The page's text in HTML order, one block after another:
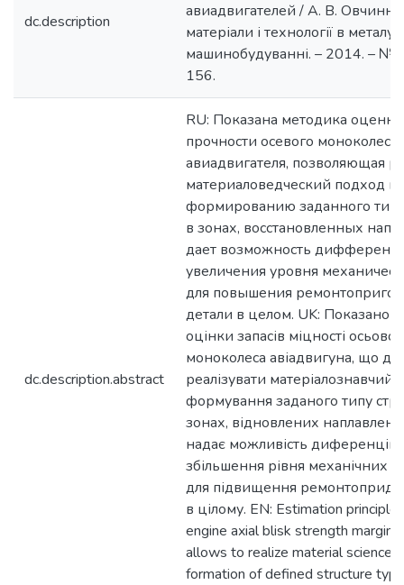
dc.description
авиадвигателей / А. В.
матеріали і технології в
машинобудуванні. – 2014. – №
156.
dc.description.abstract
RU: Показана методика оценки
прочности осевого моноколеса
авиадвигателя, позволяющая
материаловедческий подход к
формированию заданного
в зонах, восстановленных
дает возможность
увеличения уровня
для повышения
детали в целом. UK: Показано
оцінки запасів міцності
моноколеса авіадвигуна, що
реалізувати матеріалознавчий
формування заданого типу
зонах, відновлених
надає можливість
збільшення рівня механічних
для підвищення
в цілому. EN: Estimation principle
engine axial blisk strength margin
allows to realize material science
formation of defined structure